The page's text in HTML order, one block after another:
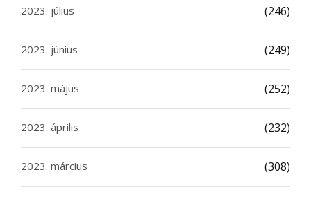
2023. július (246)
2023. június (249)
2023. május (252)
2023. április (232)
2023. március (308)